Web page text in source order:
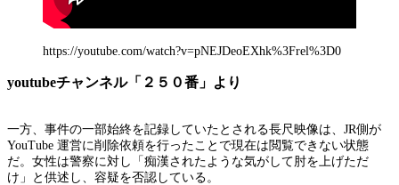
https://youtube.com/watch?v=pNEJDeoEXhk%3Frel%3D0
youtubeチャンネル「２５０番」より
一方、事件の一部始終を記録していたとされる長尺映像は、JR側が
YouTube 運営に削除依頼を行ったことで現在は閲覧できない状態
だ。女性は警察に対し「痴漢されたような気がして肘を上げただ
け」と供述し、容疑を否認している。